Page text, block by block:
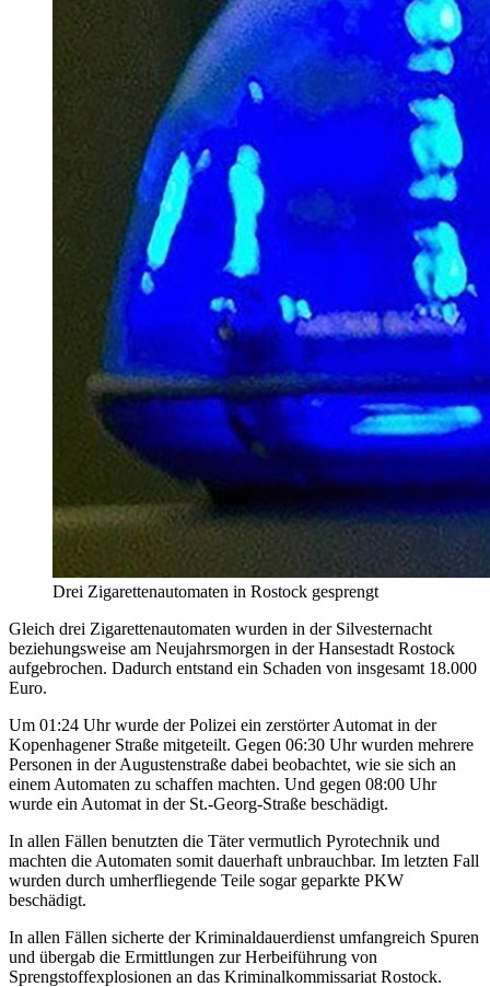
Drei Zigarettenautomaten in Rostock gesprengt
Gleich drei Zigarettenautomaten wurden in der Silvesternacht
beziehungsweise am Neujahrsmorgen in der Hansestadt Rostock
aufgebrochen. Dadurch entstand ein Schaden von insgesamt 18.000
Euro.
Um 01:24 Uhr wurde der Polizei ein zerstörter Automat in der
Kopenhagener Straße mitgeteilt. Gegen 06:30 Uhr wurden mehrere
Personen in der Augustenstraße dabei beobachtet, wie sie sich an
einem Automaten zu schaffen machten. Und gegen 08:00 Uhr
wurde ein Automat in der St.-Georg-Straße beschädigt.
In allen Fällen benutzten die Täter vermutlich Pyrotechnik und
machten die Automaten somit dauerhaft unbrauchbar. Im letzten Fall
wurden durch umherfliegende Teile sogar geparkte PKW
beschädigt.
In allen Fällen sicherte der Kriminaldauerdienst umfangreich Spuren
und übergab die Ermittlungen zur Herbeiführung von
Sprengstoffexplosionen an das Kriminalkommissariat Rostock.